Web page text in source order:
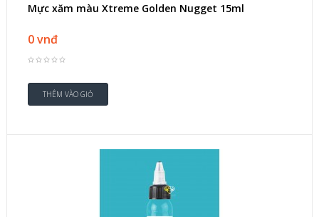
Mực xăm màu Xtreme Golden Nugget 15ml
0 vnđ